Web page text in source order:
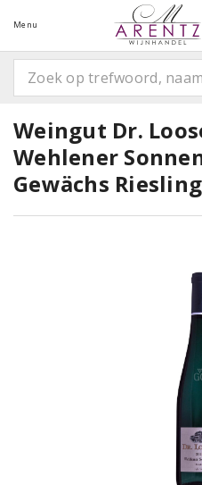
Menu
Weingut Dr.
Wehlener
Gewächs